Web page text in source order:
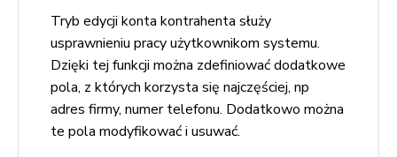
Tryb edycji konta kontrahenta służy
usprawnieniu pracy użytkownikom systemu.
Dzięki tej funkcji można zdefiniować dodatkowe
pola, z których korzysta się najczęściej, np
adres firmy, numer telefonu. Dodatkowo można
te pola modyfikować i usuwać.